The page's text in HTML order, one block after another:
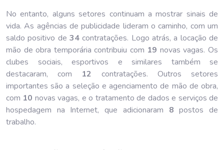
No entanto, alguns setores continuam a mostrar sinais de
vida. As agências de publicidade lideram o caminho, com um
saldo positivo de 34 contratações. Logo atrás, a locação de
mão de obra temporária contribuiu com 19 novas vagas. Os
clubes sociais, esportivos e similares também se
destacaram, com 12 contratações. Outros setores
importantes são a seleção e agenciamento de mão de obra,
com 10 novas vagas, e o tratamento de dados e serviços de
hospedagem na Internet, que adicionaram 8 postos de
trabalho.